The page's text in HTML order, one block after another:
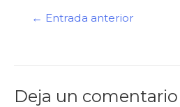
← Entrada anterior
Deja un comentario